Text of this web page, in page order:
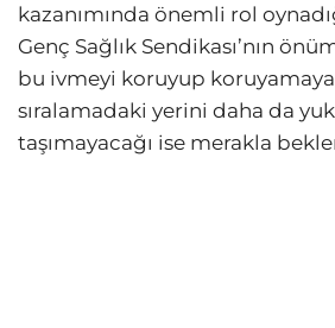
kazanımında önemli rol
Genç Sağlık Sendikası’nın
bu ivmeyi koruyup
sıralamadaki yerini daha da
taşımayacağı ise merakla